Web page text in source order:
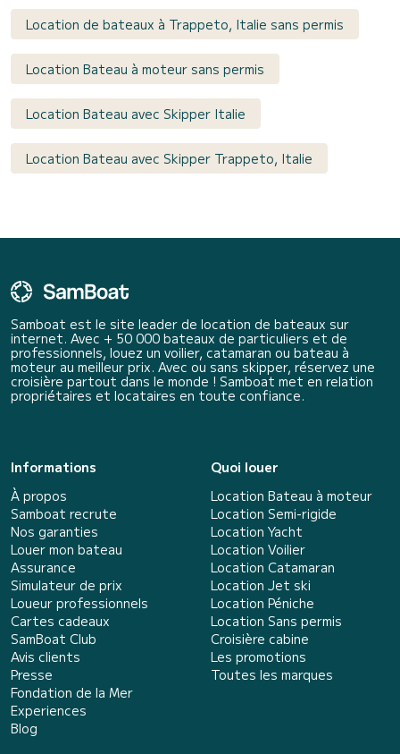
Location de bateaux à Trappeto, Italie sans permis
Location Bateau à moteur sans permis
Location Bateau avec Skipper Italie
Location Bateau avec Skipper Trappeto, Italie
Samboat est le site leader de location de bateaux sur
internet. Avec + 50 000 bateaux de particuliers et de
professionnels, louez un voilier, catamaran ou bateau à
moteur au meilleur prix. Avec ou sans skipper, réservez une
croisière partout dans le monde ! Samboat met en relation
propriétaires et locataires en toute confiance.
Informations
À propos
Samboat recrute
Nos garanties
Louer mon bateau
Assurance
Simulateur de prix
Loueur professionnels
Cartes cadeaux
SamBoat Club
Avis clients
Presse
Fondation de la Mer
Experiences
Blog
Quoi louer
Location Bateau à moteur
Location Semi-rigide
Location Yacht
Location Voilier
Location Catamaran
Location Jet ski
Location Péniche
Location Sans permis
Croisière cabine
Les promotions
Toutes les marques